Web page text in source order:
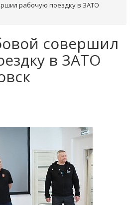
рабочую поездку в ЗАТО
совершил
в ЗАТО